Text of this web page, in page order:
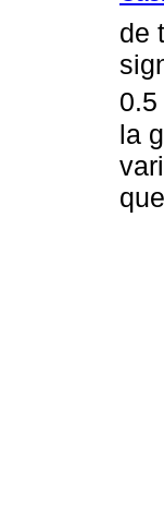
de
la